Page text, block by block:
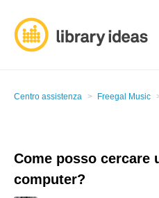
Centro assistenza Freegal Music
Come posso cercare
computer?